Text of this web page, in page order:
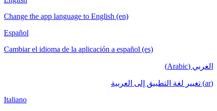
Change the app language to English (en)
Español
Cambiar el idioma de la aplicación a español (es)
العربي (Arabic)
(ar) تغيير لغة التطبيق إلى العربية
Italiano